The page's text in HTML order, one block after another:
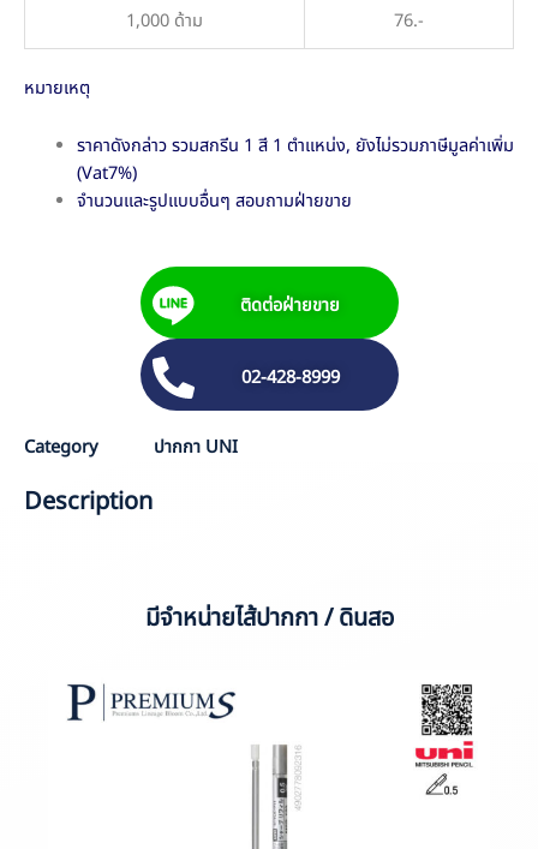
1,000 ด้าม
76.-
หมายเหตุ
ราคาดังกล่าว รวมสกรีน 1 สี 1 ตำแหน่ง, ยังไม่รวมภาษีมูลค่าเพิ่ม
(Vat7%)
จำนวนและรูปแบบอื่นๆ สอบถามฝ่ายขาย
ติดต่อฝ่ายขาย
02-428-8999
Category ปากกา UNI
Description
มีจำหน่ายไส้ปากกา / ดินสอ